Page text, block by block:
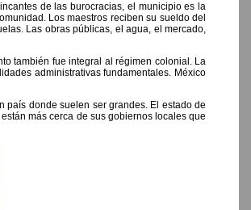
de las burocracias, el municipio es la
Los maestros reciben su sueldo del
Las obras públicas, el agua, el mercado,
también fue integral al régimen colonial. La
administrativas fundamentales. México
país donde suelen ser grandes. El estado de
más cerca de sus gobiernos locales que